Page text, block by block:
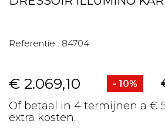
Referentie : 84704
€ 2.069,10 - 10%
Of betaal in 4 termijnen a €
extra kosten.